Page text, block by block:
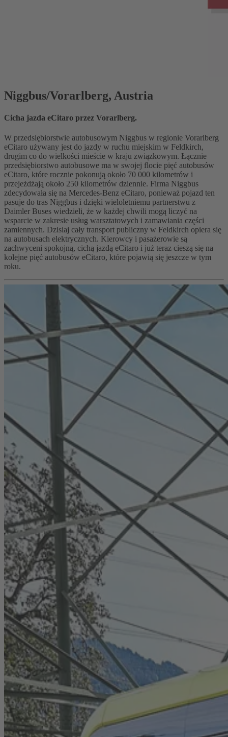
Niggbus/Vorarlberg, Austria
Cicha jazda eCitaro przez Vorarlberg.
W przedsiębiorstwie autobusowym Niggbus w regionie Vorarlberg
eCitaro używany jest do jazdy w ruchu miejskim w Feldkirch,
drugim co do wielkości mieście w kraju związkowym. Łącznie
przedsiębiorstwo autobusowe ma w swojej flocie pięć autobusów
eCitaro, które rocznie pokonują około 70 000 kilometrów i
przejeżdżają około 250 kilometrów dziennie. Firma Niggbus
zdecydowała się na Mercedes-Benz eCitaro, ponieważ pojazd ten
pasuje do tras Niggbus i dzięki wieloletniemu partnerstwu z
Daimler Buses wiedzieli, że w każdej chwili mogą liczyć na
wsparcie w zakresie usług warsztatowych i zamawiania części
zamiennych. Dzisiaj cały transport publiczny w Feldkirch opiera się
na autobusach elektrycznych. Kierowcy i pasażerowie są
zachwyceni spokojną, cichą jazdą eCitaro i już teraz cieszą się na
kolejne pięć autobusów eCitaro, które pojawią się jeszcze w tym
roku.